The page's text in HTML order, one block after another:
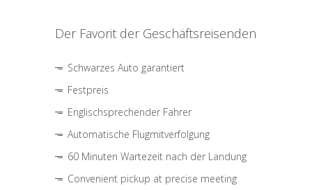
Der Favorit der Geschäftsreisenden
Schwarzes Auto garantiert
Festpreis
Englischsprechender Fahrer
Automatische Flugmitverfolgung
60 Minuten Wartezeit nach der Landung
Convenient pickup at precise meeting